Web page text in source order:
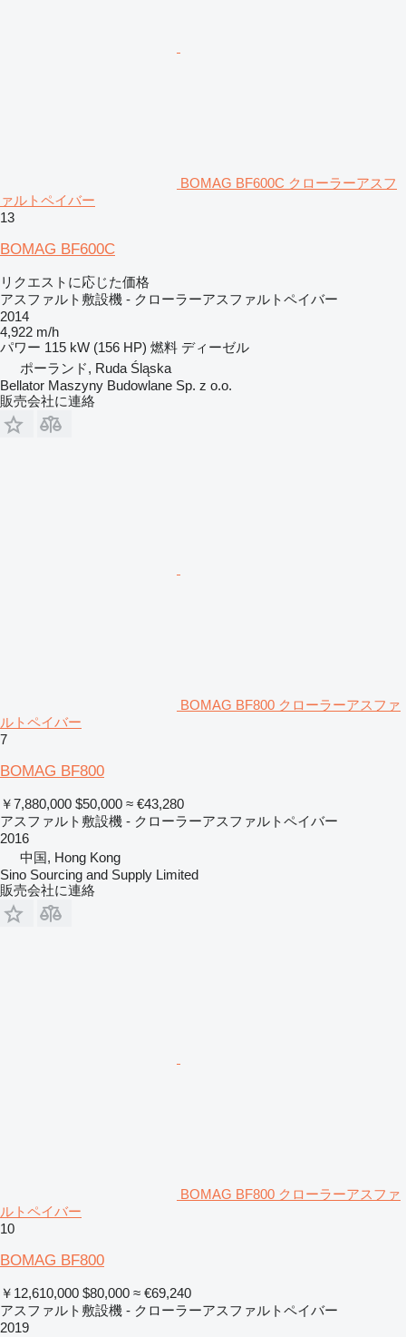
BOMAG BF600C クローラーアスフ
ァルトペイバー
13
BOMAG BF600C
リクエストに応じた価格
アスファルト敷設機 - クローラーアスファルトペイバー
2014
4,922 m/h
パワー 115 kW (156 HP) 燃料 ディーゼル
ポーランド, Ruda Śląska
Bellator Maszyny Budowlane Sp. z o.o.
販売会社に連絡
BOMAG BF800 クローラーアスファ
ルトペイバー
7
BOMAG BF800
￥7,880,000 $50,000 ≈ €43,280
アスファルト敷設機 - クローラーアスファルトペイバー
2016
中国, Hong Kong
Sino Sourcing and Supply Limited
販売会社に連絡
BOMAG BF800 クローラーアスファ
ルトペイバー
10
BOMAG BF800
￥12,610,000 $80,000 ≈ €69,240
アスファルト敷設機 - クローラーアスファルトペイバー
2019